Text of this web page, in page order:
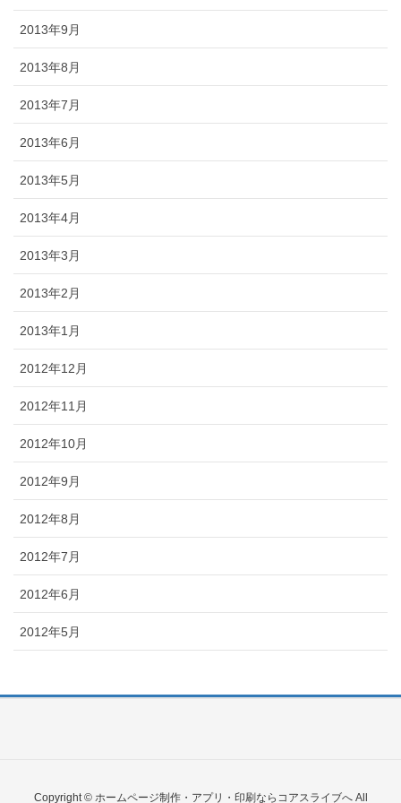
2013年9月
2013年8月
2013年7月
2013年6月
2013年5月
2013年4月
2013年3月
2013年2月
2013年1月
2012年12月
2012年11月
2012年10月
2012年9月
2012年8月
2012年7月
2012年6月
2012年5月
Copyright © ホームページ制作・アプリ・印刷ならコアスライブへ All